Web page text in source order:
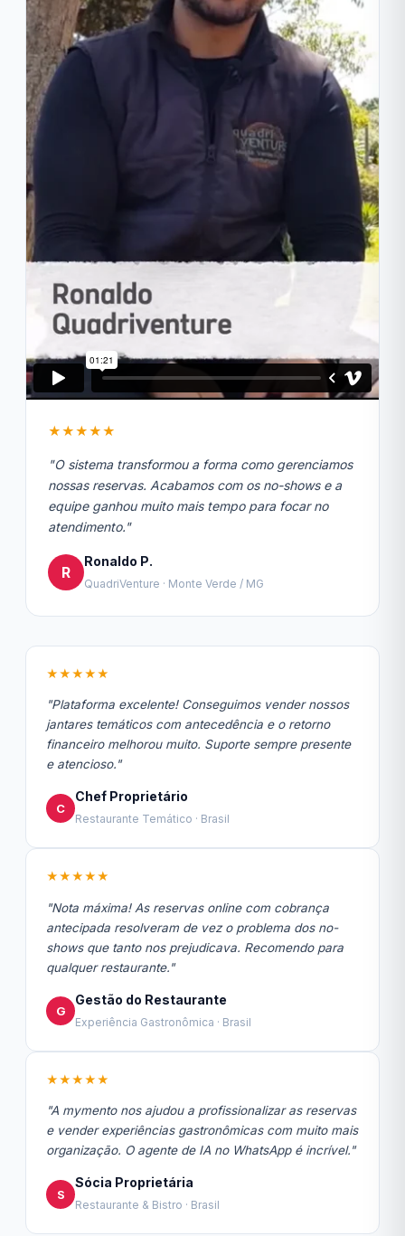
★★★★★
"O sistema transformou a forma como gerenciamos
nossas reservas. Acabamos com os no-shows e a
equipe ganhou muito mais tempo para focar no
atendimento."
R
Ronaldo P.
QuadriVenture · Monte Verde / MG
★★★★★
"Plataforma excelente! Conseguimos vender nossos
jantares temáticos com antecedência e o retorno
financeiro melhorou muito. Suporte sempre presente
e atencioso."
C
Chef Proprietário
Restaurante Temático · Brasil
★★★★★
"Nota máxima! As reservas online com cobrança
antecipada resolveram de vez o problema dos no-
shows que tanto nos prejudicava. Recomendo para
qualquer restaurante."
G
Gestão do Restaurante
Experiência Gastronômica · Brasil
★★★★★
"A mymento nos ajudou a profissionalizar as reservas
e vender experiências gastronômicas com muito mais
organização. O agente de IA no WhatsApp é incrível."
S
Sócia Proprietária
Restaurante & Bistro · Brasil